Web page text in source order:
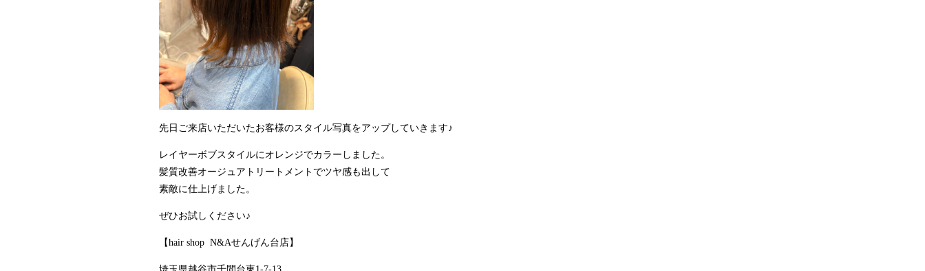
先日ご来店いただいたお客様のスタイル写真をアップしていきます♪
レイヤーボブスタイルにオレンジでカラーしました。
髪質改善オージュアトリートメントでツヤ感も出して
素敵に仕上げました。
ぜひお試しください♪
【hair shop N&Aせんげん台店】